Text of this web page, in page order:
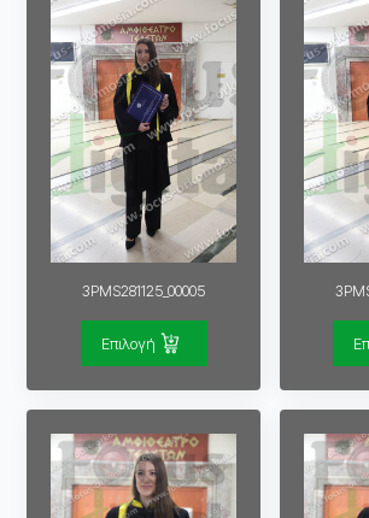
3PMS281125_00005
Επιλογή